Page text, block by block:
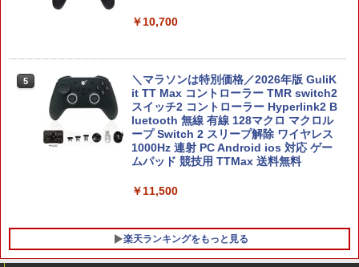
￥10,737
￥14,141
￥8,589
￥10,700
5
＼マラソンは特別価格／2026年版 GuliK
it TT Max コントローラー TMR switch2
スイッチ2 コントローラー Hyperlink2 B
luetooth 無線 有線 128マクロ マクロル
ープ Switch 2 スリープ解除 ワイヤレス
1000Hz 連射 PC Android ios 対応 ゲー
ムパッド 競技用 TTMax 送料無料
￥11,500
楽天ランキングをもっと見る